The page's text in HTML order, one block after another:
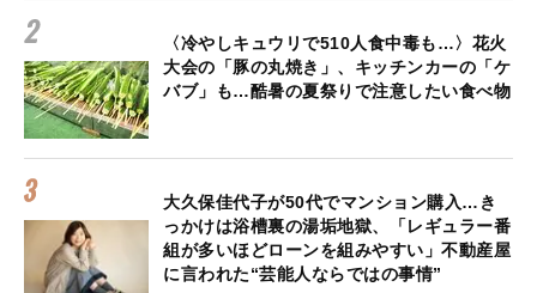
〈冷やしキュウリで510人食中毒も…〉花火
大会の「豚の丸焼き」、キッチンカーの「ケ
バブ」も…酷暑の夏祭りで注意したい食べ物
大久保佳代子が50代でマンション購入…き
っかけは浴槽裏の湯垢地獄、「レギュラー番
組が多いほどローンを組みやすい」不動産屋
に言われた“芸能人ならではの事情”